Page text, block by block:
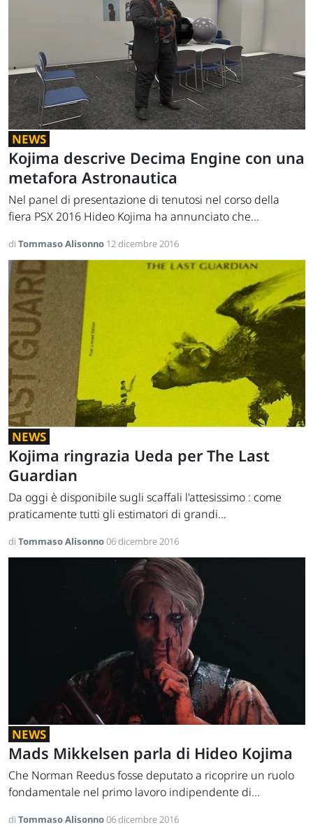
NEWS
Kojima descrive Decima Engine con una
metafora Astronautica
Nel panel di presentazione di tenutosi nel corso della
fiera PSX 2016 Hideo Kojima ha annunciato che...
di Tommaso Alisonno 12 dicembre 2016
NEWS
Kojima ringrazia Ueda per The Last
Guardian
Da oggi è disponibile sugli scaffali l'attesissimo : come
praticamente tutti gli estimatori di grandi...
di Tommaso Alisonno06 dicembre 2016
NEWS
Mads Mikkelsen parla di Hideo Kojima
Che Norman Reedus fosse deputato a ricoprire un ruolo
fondamentale nel primo lavoro indipendente di...
di Tommaso Alisonno06 dicembre 2016